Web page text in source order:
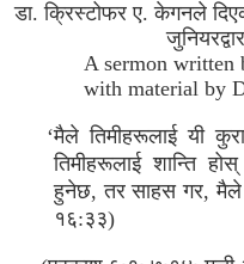
डा. क्रिस्टोफर ए. केगनले
A sermon written
with material by
‘मैले तिमीहरूलाई यी
तिमीहरूलाई शान्ति
हुनेछ, तर साहस गर, मैले
१६:३३)